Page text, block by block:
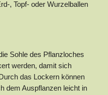
, Topf- oder Wurzelballen
Sohle des Pflanzloches
werden, damit sich
das Lockern können
dem Auspflanzen leicht in